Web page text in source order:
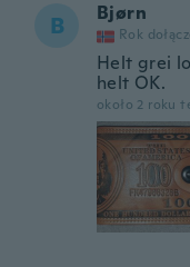
B Bjørn
Rok
Helt grei
helt OK.
około 2 roku